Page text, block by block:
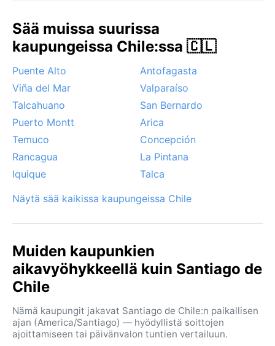
vuoristotuuli voi toisinaan tuoda viileyttä, ja
lämpötilan vuorokausivaihtelu on suurta – illat
viilenevät yllättävästi. Santiagon sää on siis selkeä ja
ennustettava, mutta vuoriston läheisyys tekee siitä
omanlaisensa.
Sää muissa suurissa
kaupungeissa Chile:ssa 🇨🇱
Puente Alto
Antofagasta
Viña del Mar
Valparaíso
Talcahuano
San Bernardo
Puerto Montt
Arica
Temuco
Concepción
Rancagua
La Pintana
Iquique
Talca
Näytä sää kaikissa kaupungeissa Chile
Muiden kaupunkien
aikavyöhykkeellä kuin Santiago de
Chile
Nämä kaupungit jakavat Santiago de Chile:n paikallisen
ajan (America/Santiago) — hyödyllistä soittojen
ajoittamiseen tai päivänvalon tuntien vertailuun.